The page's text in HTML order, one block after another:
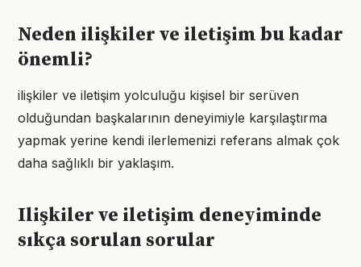
Neden ilişkiler ve iletişim bu kadar
önemli?
ilişkiler ve iletişim yolculuğu kişisel bir serüven
olduğundan başkalarının deneyimiyle karşılaştırma
yapmak yerine kendi ilerlemenizi referans almak çok
daha sağlıklı bir yaklaşım.
Ilişkiler ve iletişim deneyiminde
sıkça sorulan sorular